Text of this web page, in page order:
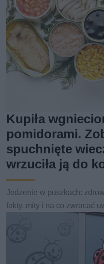
Kupiła
pomidorami.
spuchnięte
wrzuciła ją do
Jedzenie w puszkach:
fakty, mity i na co zwracać